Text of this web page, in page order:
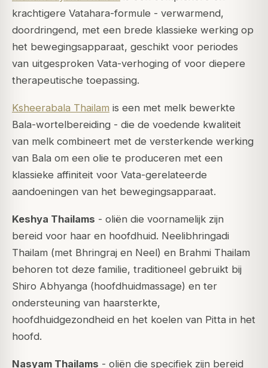
krachtigere Vatahara-formule - verwarmend,
doordringend, met een brede klassieke werking op
het bewegingsapparaat, geschikt voor periodes
van uitgesproken Vata-verhoging of voor diepere
therapeutische toepassing.
Ksheerabala Thailam is een met melk bewerkte
Bala-wortelbereiding - die de voedende kwaliteit
van melk combineert met de versterkende werking
van Bala om een olie te produceren met een
klassieke affiniteit voor Vata-gerelateerde
aandoeningen van het bewegingsapparaat.
Keshya Thailams - oliën die voornamelijk zijn
bereid voor haar en hoofdhuid. Neelibhringadi
Thailam (met Bhringraj en Neel) en Brahmi Thailam
behoren tot deze familie, traditioneel gebruikt bij
Shiro Abhyanga (hoofdhuidmassage) en ter
ondersteuning van haarsterkte,
hoofdhuidgezondheid en het koelen van Pitta in het
hoofd.
Nasyam Thailams - oliën die specifiek zijn bereid